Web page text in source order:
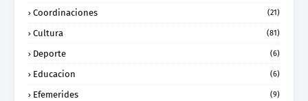
Coordinaciones (21)
Cultura (81)
Deporte (6)
Educacion (6)
Efemerides (9)